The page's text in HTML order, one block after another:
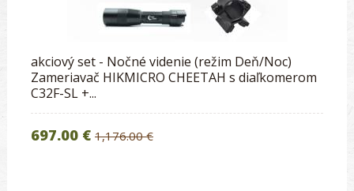
akciový set - Nočné videnie (režim Deň/Noc)
Zameriavač HIKMICRO CHEETAH s diaľkomerom
C32F-SL +...
697.00 € 1,176.00 €